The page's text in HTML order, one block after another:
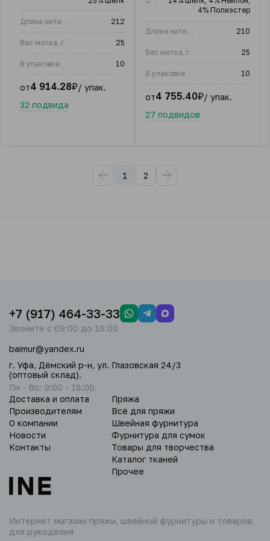
Длина нити, м 212
Вес мотка, г 25
В упаковке (шт) 10
от4 914.28₽/ упак.
32 подвида
4% Полиэстер
Длина нити, м 210
Вес мотка, г 25
В упаковке (шт) 10
от4 755.40₽/ упак.
27 подвидов
1 2
Интернет магазин пряжи, швейной фурнитуры и товаров
для рукоделия
Доставка и оплата
Производителям
О компании
Новости
Контакты
Пряжа
Всё для пряжи
Швейная фурнитура
Фурнитура для сумок
Товары для творчества
Каталог тканей
Прочее
+7 (917) 464-33-33
Звоните с 09:00 до 18:00
baimur@yandex.ru
г. Уфа, Дёмский р-н, ул. Глазовская 24/3
(оптовый склад).
Пн - Вс: 9:00 - 18:00.